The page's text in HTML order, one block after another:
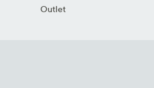
Outlet